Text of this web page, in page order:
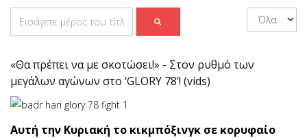
«Θα πρέπει να με σκοτώσει!» - Στον ρυθμό των
μεγάλων αγώνων στο ‘GLORY 78’! (vids)
Αυτή την Κυριακή το κικμπόξινγκ σε κορυφαίο